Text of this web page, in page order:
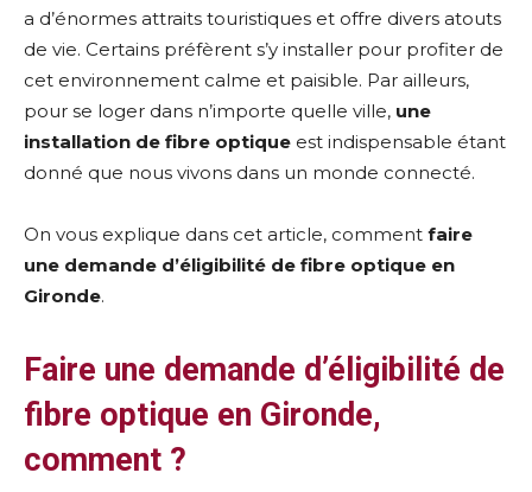
a d’énormes attraits touristiques et offre divers atouts
de vie. Certains préfèrent s’y installer pour profiter de
cet environnement calme et paisible. Par ailleurs,
pour se loger dans n’importe quelle ville, une
installation de fibre optique est indispensable étant
donné que nous vivons dans un monde connecté.
On vous explique dans cet article, comment faire
une demande d’éligibilité de fibre optique en
Gironde.
Faire une demande d’éligibilité de
fibre optique en Gironde,
comment ?